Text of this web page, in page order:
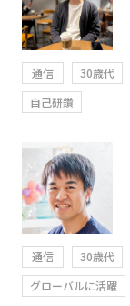
通信
30歳代
自己研鑽
通信
30歳代
グローバルに活躍